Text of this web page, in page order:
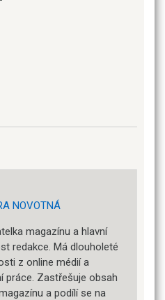
NOVOTNÁ
magazínu a hlavní
redakce. Má dlouholeté
z online médií a
práce. Zastřešuje obsah
a podílí se na